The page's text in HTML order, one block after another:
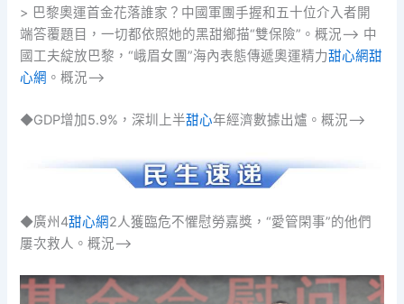
> 巴黎奧運首金花落誰家？中國軍團手握和五十位介入者開
端答覆題目，一切都依照她的黑甜鄉描“雙保險”。概況–> 中
國工夫綻放巴黎，“峨眉女團”海內表態傳遞奧運精力甜心網甜
心網 。概況–>
◆GDP增加5.9%，深圳上半甜心年經濟數據出爐。概況–>
◆廣州4甜心網2人獲臨危不懼慰勞嘉獎，“愛管閑事”的他們
屢次救人。概況–>